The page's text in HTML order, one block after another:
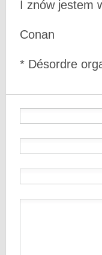
I znów jestem
Conan
* Désordre